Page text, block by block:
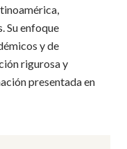
Su enfoque
y de
rigurosa y
presentada en